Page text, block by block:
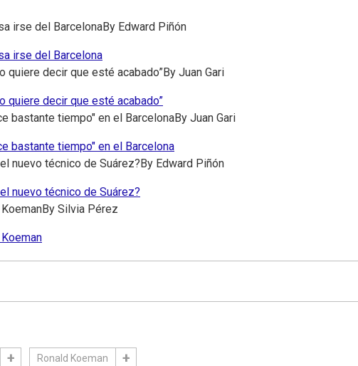
irse del BarcelonaBy Edward Piñón
irse del Barcelona
quiere decir que esté acabado”By Juan Gari
quiere decir que esté acabado”
bastante tiempo" en el BarcelonaBy Juan Gari
bastante tiempo" en el Barcelona
nuevo técnico de Suárez? By Edward Piñón
nuevo técnico de Suárez?
By Silvia Pérez
Ronald Koeman